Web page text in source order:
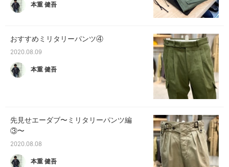
本重 健吾
おすすめミリタリーパンツ④
2020.08.09
本重 健吾
先見せエーダブ〜ミリタリーパンツ編
③〜
2020.08.08
本重 健吾